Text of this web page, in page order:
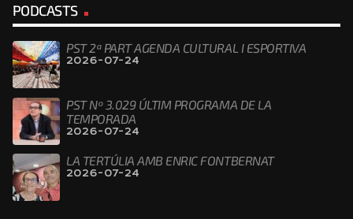
PODCASTS
PST 2ª PART AGENDA CULTURAL I ESPORTIVA
2026-07-24
PST Nº 3.029 ÚLTIM PROGRAMA DE LA
TEMPORADA
2026-07-24
LA TERTÚLIA AMB ENRIC FONTBERNAT
2026-07-24